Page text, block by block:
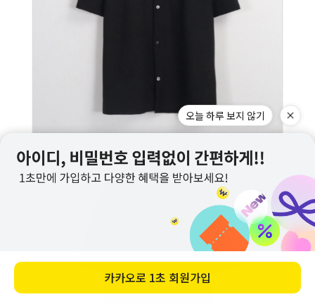
오늘 하루 보지 않기
카카오로 1초 회원가입